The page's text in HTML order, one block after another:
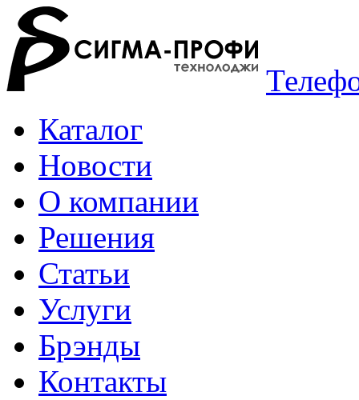
Каталог
Новости
О компании
Решения
Статьи
Услуги
Брэнды
Контакты